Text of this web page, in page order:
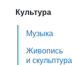
Культура
Музыка
Живопись
и скульптура